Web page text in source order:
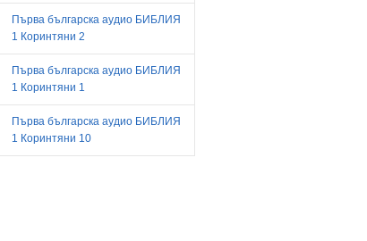
Първа българска аудио БИБЛИЯ
1 Коринтяни 2
Първа българска аудио БИБЛИЯ
1 Коринтяни 1
Първа българска аудио БИБЛИЯ
1 Коринтяни 10